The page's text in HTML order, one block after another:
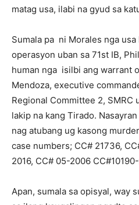
matag usa, ilabi na gyud sa
Sumala pa ni Morales nga
operasyon uban sa 71st IB,
human nga isilbi ang warrant
Mendoza, executive
Regional Committee 2, SMRC
lakip na kang Tirado.
nag atubang ug kasong
case numbers; CC# 21736,
2016, CC# 05-2006
Apan, sumala sa opisyal, way